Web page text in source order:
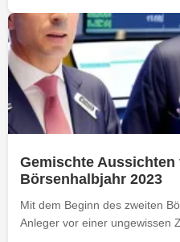
Gemischte Aussichten
Börsenhalbjahr 2023
Mit dem Beginn des zweiten
Anleger vor einer ungewissen